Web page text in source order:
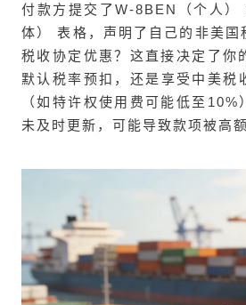
付款方提交了W-8BEN（个人
体） 表格，声明了自己的非美国
税收协定优惠？这直接决定了你
默认税率预扣，还是享受中美税
（如特许权使用费可能低至10%
未及时更新，可能导致款项被高